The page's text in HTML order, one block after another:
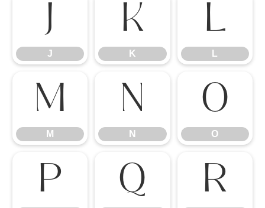
J
J
K
K
L
L
M
M
N
N
O
O
P Q R